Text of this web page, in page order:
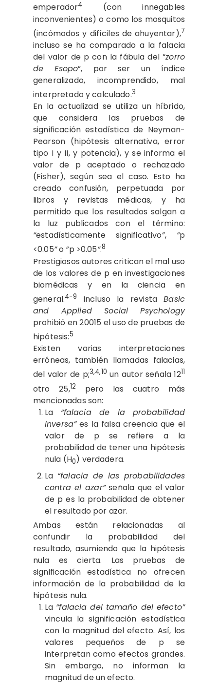
emperador4
(con innegables
inconvenientes) o como los mosquitos
(incómodos y difíciles de ahuyentar),7
incluso se ha comparado a la falacia
del valor de p con la fábula del “zorro
de Esopo”, por ser un índice
generalizado, incomprendido, mal
interpretado y calculado.3
En la actualizad se utiliza un híbrido,
que considera las pruebas de
significación estadística de Neyman-
Pearson (hipótesis alternativa, error
tipo I y II, y potencia), y se informa el
valor de p aceptado o rechazado
(Fisher), según sea el caso. Esto ha
creado confusión, perpetuada por
libros y revistas médicas, y ha
permitido que los resultados salgan a
la luz publicados con el término:
“estadísticamente significativo”, “p
<0.05”o “p >0.05”.8
Prestigiosos autores critican el mal uso
de los valores de p en investigaciones
biomédicas y en la ciencia en
general.4-9 Incluso la revistaBasic
and Applied Social Psychology
prohibió en 20015 el uso de pruebas de
hipótesis:5
Existen varias interpretaciones
erróneas, también llamadas falacias,
del valor de p;3,4,10 un autor señala 1211
otro 25,12
pero las cuatro más
mencionadas son:
La “falacia de la probabilidad
inversa”es la falsa creencia que el
valor de p se refiere a la
probabilidad de tener una hipótesis
nula (H0) verdadera.
La “falacia de las probabilidades
contra el azar”señala que el valor
de p es la probabilidad de obtener
el resultado por azar.
Ambas están relacionadas al
confundir la probabilidad del
resultado, asumiendo que la hipótesis
nula es cierta. Las pruebas de
significación estadística no ofrecen
información de la probabilidad de la
hipótesis nula.
La “falacia del tamaño del efecto”
vincula la significación estadística
con la magnitud del efecto. Así, los
valores pequeños de p se
interpretan como efectos grandes.
Sin embargo, no informan la
magnitud de un efecto.